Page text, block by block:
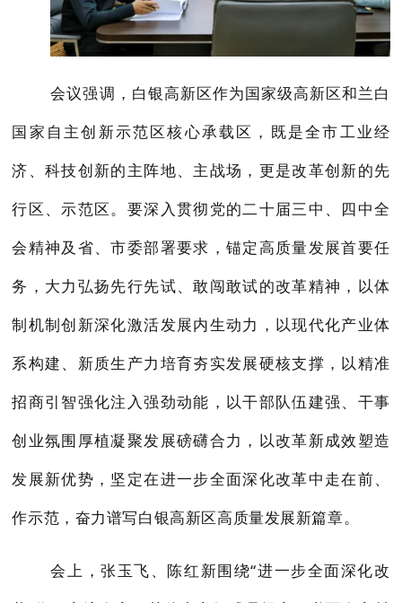
会议强调，白银高新区作为国家级高新区和兰白
国家自主创新示范区核心承载区，既是全市工业经
济、科技创新的主阵地、主战场，更是改革创新的先
行区、示范区。要深入贯彻党的二十届三中、四中全
会精神及省、市委部署要求，锚定高质量发展首要任
务，大力弘扬先行先试、敢闯敢试的改革精神，以体
制机制创新深化激活发展内生动力，以现代化产业体
系构建、新质生产力培育夯实发展硬核支撑，以精准
招商引智强化注入强劲动能，以干部队伍建强、干事
创业氛围厚植凝聚发展磅礴合力，以改革新成效塑造
发展新优势，坚定在进一步全面深化改革中走在前、
作示范，奋力谱写白银高新区高质量发展新篇章。
会上，张玉飞、陈红新围绕“进一步全面深化改